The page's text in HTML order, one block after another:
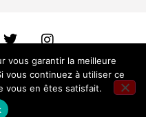
Crédit : Webmaster WordPress
vous garantir la meilleure
vous continuez à utiliser ce
vous en êtes satisfait.